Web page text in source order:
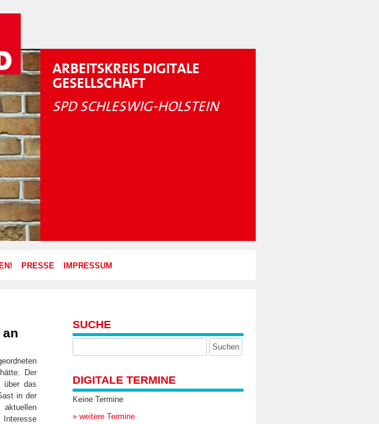
ARBEITSKREIS DIGITALE
GESELLSCHAFT
SPD SCHLESWIG-HOLSTEIN
PRESSE IMPRESSUM
Der
über das
in der
Interesse
SUCHE
DIGITALE TERMINE
Keine Termine
» weitere Termine